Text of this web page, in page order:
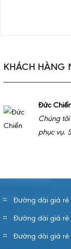
KHÁCH HÀNG
Đức
Chúng
phục vụ.
Đường dài giá rẻ
Đường dài giá rẻ
Đường dài giá rẻ